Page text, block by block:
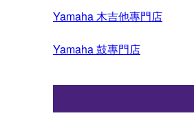
Yamaha 木吉他專門店
Yamaha 鼓專門店